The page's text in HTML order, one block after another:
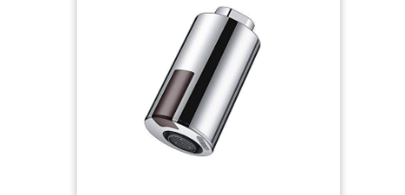
lithium polymère intégrée, chargement USB,
protection de l'environnement et économie
d'énergie, super longue durée de vie, durée de vie
de la batterie de plus de 9 mois, lorsque
l'alimentation est faible, il y aura une lumière
clignotante pour le rappeler. ✔️ Protection contre
les débordements : utilisez de l'eau pendant plus
de 3 minutes, fermez automatiquement la vanne
électromagnétique pour éviter les débordements,
l'induction sera à nouveau normalement l'eau,
évitant efficacement les dégâts causés par
l'utilisateur et les dépanneurs qui causent le